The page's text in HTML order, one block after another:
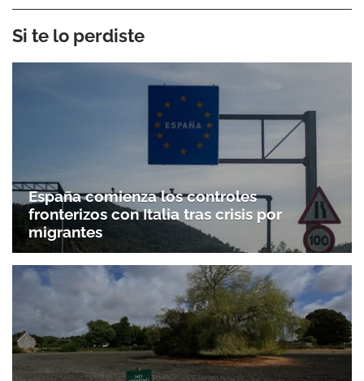
Si te lo perdiste
España comienza los controles
fronterizos con Italia tras crisis por
migrantes